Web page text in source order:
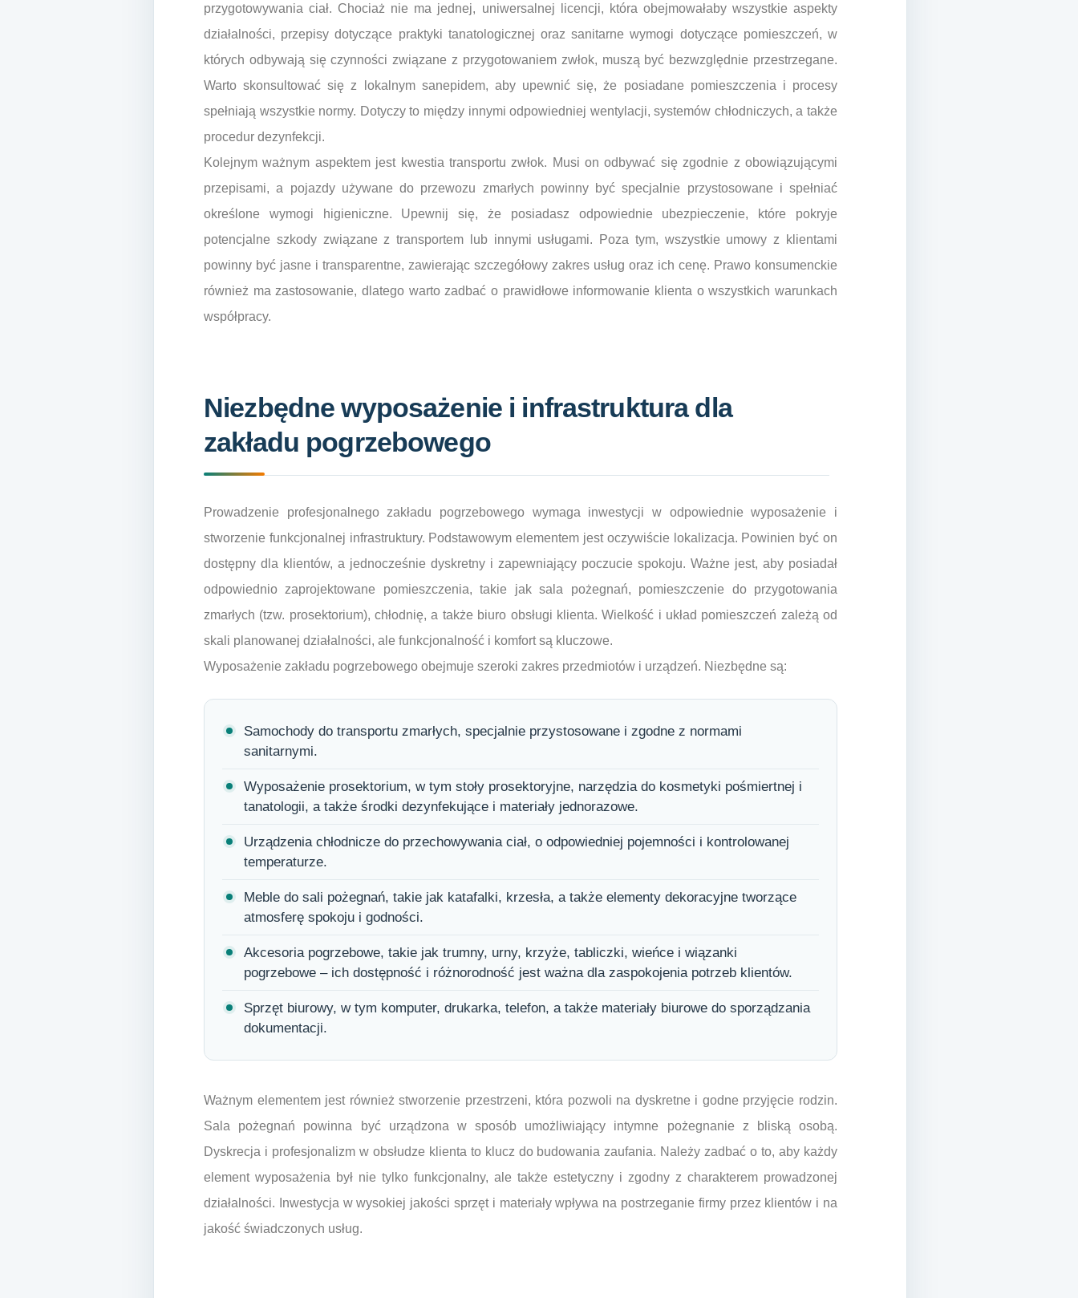
przygotowywania ciał. Chociaż nie ma jednej, uniwersalnej licencji, która obejmowałaby wszystkie aspekty
działalności, przepisy dotyczące praktyki tanatologicznej oraz sanitarne wymogi dotyczące pomieszczeń, w
których odbywają się czynności związane z przygotowaniem zwłok, muszą być bezwzględnie przestrzegane.
Warto skonsultować się z lokalnym sanepidem, aby upewnić się, że posiadane pomieszczenia i procesy
spełniają wszystkie normy. Dotyczy to między innymi odpowiedniej wentylacji, systemów chłodniczych, a także
procedur dezynfekcji.
Kolejnym ważnym aspektem jest kwestia transportu zwłok. Musi on odbywać się zgodnie z obowiązującymi
przepisami, a pojazdy używane do przewozu zmarłych powinny być specjalnie przystosowane i spełniać
określone wymogi higieniczne. Upewnij się, że posiadasz odpowiednie ubezpieczenie, które pokryje
potencjalne szkody związane z transportem lub innymi usługami. Poza tym, wszystkie umowy z klientami
powinny być jasne i transparentne, zawierając szczegółowy zakres usług oraz ich cenę. Prawo konsumenckie
również ma zastosowanie, dlatego warto zadbać o prawidłowe informowanie klienta o wszystkich warunkach
współpracy.
Niezbędne wyposażenie i infrastruktura dla
zakładu pogrzebowego
Prowadzenie profesjonalnego zakładu pogrzebowego wymaga inwestycji w odpowiednie wyposażenie i
stworzenie funkcjonalnej infrastruktury. Podstawowym elementem jest oczywiście lokalizacja. Powinien być on
dostępny dla klientów, a jednocześnie dyskretny i zapewniający poczucie spokoju. Ważne jest, aby posiadał
odpowiednio zaprojektowane pomieszczenia, takie jak sala pożegnań, pomieszczenie do przygotowania
zmarłych (tzw. prosektorium), chłodnię, a także biuro obsługi klienta. Wielkość i układ pomieszczeń zależą od
skali planowanej działalności, ale funkcjonalność i komfort są kluczowe.
Wyposażenie zakładu pogrzebowego obejmuje szeroki zakres przedmiotów i urządzeń. Niezbędne są:
Samochody do transportu zmarłych, specjalnie przystosowane i zgodne z normami
sanitarnymi.
Wyposażenie prosektorium, w tym stoły prosektoryjne, narzędzia do kosmetyki pośmiertnej i
tanatologii, a także środki dezynfekujące i materiały jednorazowe.
Urządzenia chłodnicze do przechowywania ciał, o odpowiedniej pojemności i kontrolowanej
temperaturze.
Meble do sali pożegnań, takie jak katafalki, krzesła, a także elementy dekoracyjne tworzące
atmosferę spokoju i godności.
Akcesoria pogrzebowe, takie jak trumny, urny, krzyże, tabliczki, wieńce i wiązanki
pogrzebowe – ich dostępność i różnorodność jest ważna dla zaspokojenia potrzeb klientów.
Sprzęt biurowy, w tym komputer, drukarka, telefon, a także materiały biurowe do sporządzania
dokumentacji.
Ważnym elementem jest również stworzenie przestrzeni, która pozwoli na dyskretne i godne przyjęcie rodzin.
Sala pożegnań powinna być urządzona w sposób umożliwiający intymne pożegnanie z bliską osobą.
Dyskrecja i profesjonalizm w obsłudze klienta to klucz do budowania zaufania. Należy zadbać o to, aby każdy
element wyposażenia był nie tylko funkcjonalny, ale także estetyczny i zgodny z charakterem prowadzonej
działalności. Inwestycja w wysokiej jakości sprzęt i materiały wpływa na postrzeganie firmy przez klientów i na
jakość świadczonych usług.